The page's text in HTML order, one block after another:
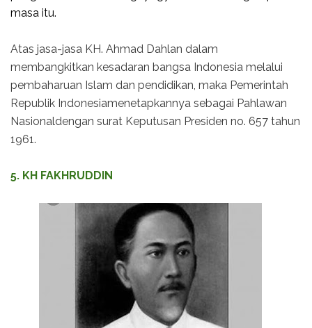
masa itu.
Atas jasa-jasa KH. Ahmad Dahlan dalam
membangkitkan kesadaran bangsa Indonesia melalui
pembaharuan Islam dan pendidikan, maka Pemerintah
Republik Indonesiamenetapkannya sebagai Pahlawan
Nasionaldengan surat Keputusan Presiden no. 657 tahun
1961.
5. KH FAKHRUDDIN